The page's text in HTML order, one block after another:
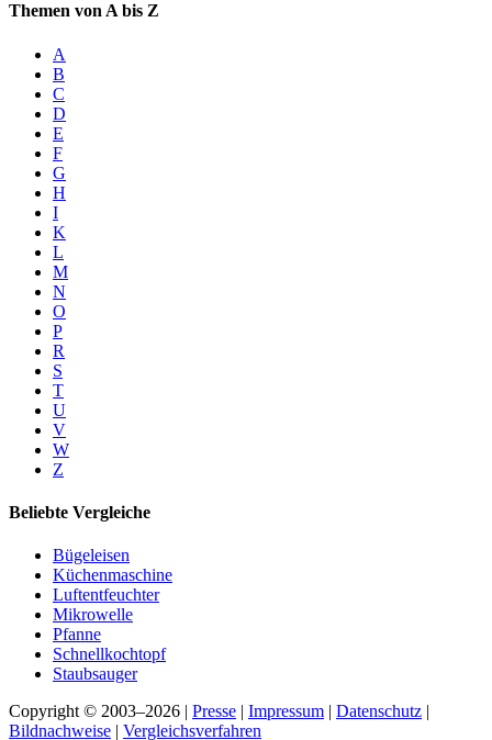
Themen von A bis Z
A
B
C
D
E
F
G
H
I
K
L
M
N
O
P
R
S
T
U
V
W
Z
Beliebte Vergleiche
Bügeleisen
Küchenmaschine
Luftentfeuchter
Mikrowelle
Pfanne
Schnellkochtopf
Staubsauger
Copyright © 2003–2026 | Presse | Impressum | Datenschutz |
Bildnachweise | Vergleichsverfahren